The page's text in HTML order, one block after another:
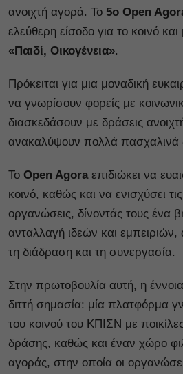
ανοιχτή αγορά. Το 5ο Οpen
ελεύθερη είσοδο για το κοινό
«Παιδί, Οικογένεια».
Πρόκειται για μια μοναδική
να γνωρίσουν φορείς με
διασκεδάσουν με δράσεις
ανακαλύψουν πολλά
Το Open Agoraεπιδιώκει να
κοινό, καθώς και να ενισχύσει
οργανώσεις, δίνοντάς τους ένα
ανταλλαγή ιδεών και
τη διάδραση και τη συνεργασία.
Στην πρωτοβουλία αυτή, η
διττή σημασία: μία πλατφόρμα
του κοινού του ΚΠΙΣΝ με
δράσης, καθώς και έναν χώρο
αγοράς, στην οποία οι